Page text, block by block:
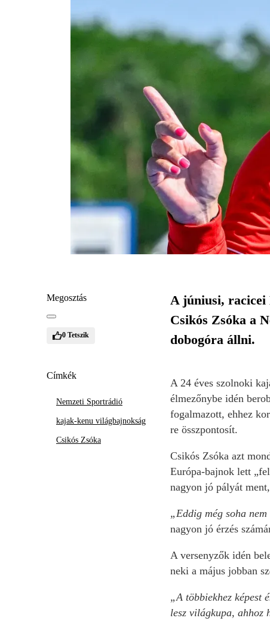
Megosztás
0 Tetszik
Címkék
Nemzeti Sportrádió
kajak-kenu világbajnokság
Csikós Zsóka
A júniusi, racicei
Csikós Zsóka a
dobogóra állni.
A 24 éves szolnoki
élmezőnybe idén
fogalmazott, ehhez
re összpontosít.
Csikós Zsóka azt
Európa-bajnok lett
nagyon jó pályát
„Eddig még soha
nagyon jó érzés
A versenyzők idén
neki a május jobban
„A többiekhez képest
lesz világkupa, ahhoz